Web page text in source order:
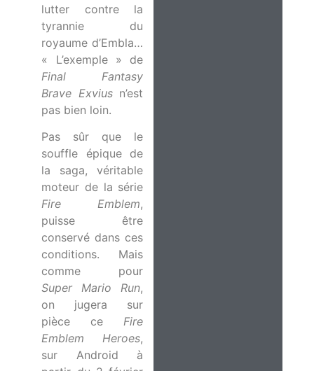
lutter contre la
tyrannie du
royaume d’Embla…
« L’exemple » de
Final Fantasy
Brave Exviusn’est
pas bien loin.
Pas sûr que le
souffle épique de
la saga, véritable
moteur de la série
Fire Emblem,
puisse être
conservé dans ces
conditions. Mais
comme pour
Super Mario Run,
on jugera sur
pièce ceFire
Emblem Heroes,
sur Android à